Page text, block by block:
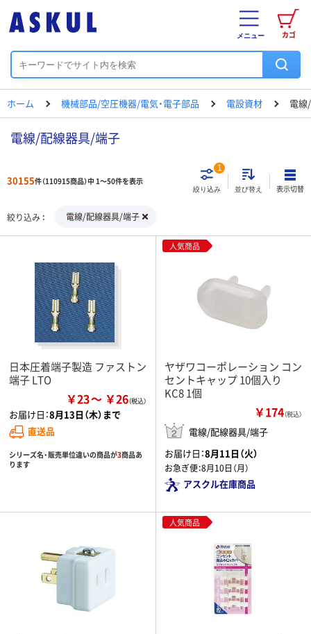
カゴ
メニュー
ホーム 機械部品/空圧機器/電気・電子部品 電設資材 電線
電線/配線器具/端子
30155件（110915商品）中 1～50件を表示
絞り込み
1
並び替え 表示切替
絞り込み 電線/配線器具/端子
日本圧着端子製造 ファストン
端子 LTO
￥23 ￥26
お届け日：8月13日（木）まで
直送品
シリーズ名・販売単位違いの商品が3商品あ
ります
人気商品
ヤザワコーポレーション コン
セントキャップ 10個入り
KC8 1個
￥174（税込）
電線/配線器具/端子
お届け日：8月11日（火）
お急ぎ便：8月10日（月）
アスクル在庫商品
人気商品